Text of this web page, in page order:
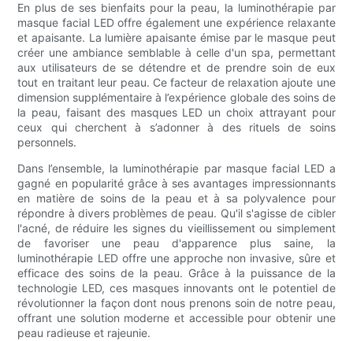
En plus de ses bienfaits pour la peau, la luminothérapie par
masque facial LED offre également une expérience relaxante
et apaisante. La lumière apaisante émise par le masque peut
créer une ambiance semblable à celle d'un spa, permettant
aux utilisateurs de se détendre et de prendre soin de eux
tout en traitant leur peau. Ce facteur de relaxation ajoute une
dimension supplémentaire à l’expérience globale des soins de
la peau, faisant des masques LED un choix attrayant pour
ceux qui cherchent à s’adonner à des rituels de soins
personnels.
Dans l’ensemble, la luminothérapie par masque facial LED a
gagné en popularité grâce à ses avantages impressionnants
en matière de soins de la peau et à sa polyvalence pour
répondre à divers problèmes de peau. Qu'il s'agisse de cibler
l'acné, de réduire les signes du vieillissement ou simplement
de favoriser une peau d'apparence plus saine, la
luminothérapie LED offre une approche non invasive, sûre et
efficace des soins de la peau. Grâce à la puissance de la
technologie LED, ces masques innovants ont le potentiel de
révolutionner la façon dont nous prenons soin de notre peau,
offrant une solution moderne et accessible pour obtenir une
peau radieuse et rajeunie.